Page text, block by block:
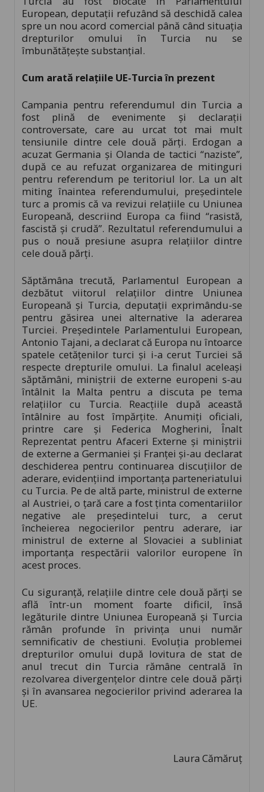
European, deputații refuzând să deschidă calea
spre un nou acord comercial până când situația
drepturilor omului în Turcia nu se
îmbunătățește substanțial.
Cum arată relațiile UE-Turcia în prezent
Campania pentru referendumul din Turcia a
fost plină de evenimente și declarații
controversate, care au urcat tot mai mult
tensiunile dintre cele două părți. Erdogan a
acuzat Germania și Olanda de tactici “naziste”,
după ce au refuzat organizarea de mitinguri
pentru referendum pe teritoriul lor. La un alt
miting înaintea referendumului, președintele
turc a promis că va revizui relațiile cu Uniunea
Europeană, descriind Europa ca fiind “rasistă,
fascistă și crudă”. Rezultatul referendumului a
pus o nouă presiune asupra relațiilor dintre
cele două părți.
Săptămâna trecută, Parlamentul European a
dezbătut viitorul relațiilor dintre Uniunea
Europeană și Turcia, deputații exprimându-se
pentru găsirea unei alternative la aderarea
Turciei. Președintele Parlamentului European,
Antonio Tajani, a declarat că Europa nu întoarce
spatele cetățenilor turci și i-a cerut Turciei să
respecte drepturile omului. La finalul aceleași
săptămâni, miniștrii de externe europeni s-au
întâlnit la Malta pentru a discuta pe tema
relațiilor cu Turcia. Reacțiile după această
întâlnire au fost împărțite. Anumiți oficiali,
printre care și Federica Mogherini, Înalt
Reprezentat pentru Afaceri Externe și miniștrii
de externe a Germaniei și Franței și-au declarat
deschiderea pentru continuarea discuțiilor de
aderare, evidențiind importanța parteneriatului
cu Turcia. Pe de altă parte, ministrul de externe
al Austriei, o țară care a fost ținta comentariilor
negative ale președintelui turc, a cerut
încheierea negocierilor pentru aderare, iar
ministrul de externe al Slovaciei a subliniat
importanța respectării valorilor europene în
acest proces.
Cu siguranță, relațiile dintre cele două părți se
află într-un moment foarte dificil, însă
legăturile dintre Uniunea Europeană și Turcia
rămân profunde în privința unui număr
semnificativ de chestiuni. Evoluția problemei
drepturilor omului după lovitura de stat de
anul trecut din Turcia rămâne centrală în
rezolvarea divergențelor dintre cele două părți
și în avansarea negocierilor privind aderarea la
UE.
Laura Cămăruț